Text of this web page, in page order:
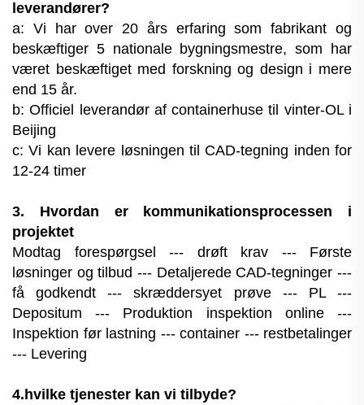
leverandører?
a: Vi har over 20 års erfaring som fabrikant og
beskæftiger 5 nationale bygningsmestre, som har
været beskæftiget med forskning og design i mere
end 15 år.
b: Officiel leverandør af containerhuse til vinter-OL i
Beijing
c: Vi kan levere løsningen til CAD-tegning inden for
12-24 timer
3. Hvordan er kommunikationsprocessen i
projektet
Modtag forespørgsel --- drøft krav --- Første
løsninger og tilbud --- Detaljerede CAD-tegninger ---
få godkendt --- skræddersyet prøve --- PL ---
Depositum --- Produktion inspektion online ---
Inspektion før lastning --- container --- restbetalinger
--- Levering
4.hvilke tjenester kan vi tilbyde?